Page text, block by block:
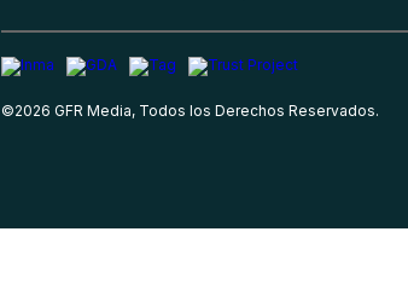
©2026 GFR Media, Todos los Derechos Reservados.